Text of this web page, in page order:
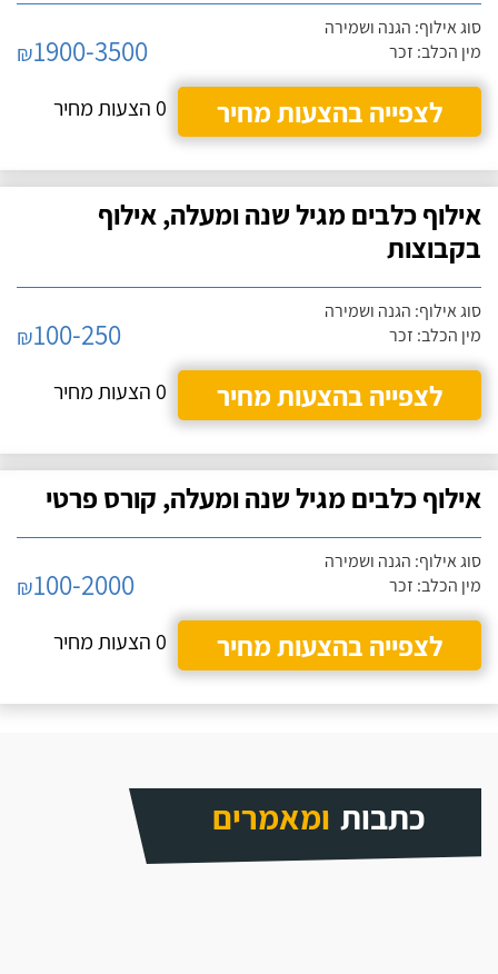
סוג אילוף: הגנה ושמירה
מין הכלב: זכר
₪1900-3500
לצפייה בהצעות מחיר
0 הצעות מחיר
אילוף כלבים מגיל שנה ומעלה, אילוף
בקבוצות
סוג אילוף: הגנה ושמירה
מין הכלב: זכר
₪100-250
לצפייה בהצעות מחיר
0 הצעות מחיר
אילוף כלבים מגיל שנה ומעלה, קורס פרטי
סוג אילוף: הגנה ושמירה
מין הכלב: זכר
₪100-2000
לצפייה בהצעות מחיר
0 הצעות מחיר
כתבות ומאמרים